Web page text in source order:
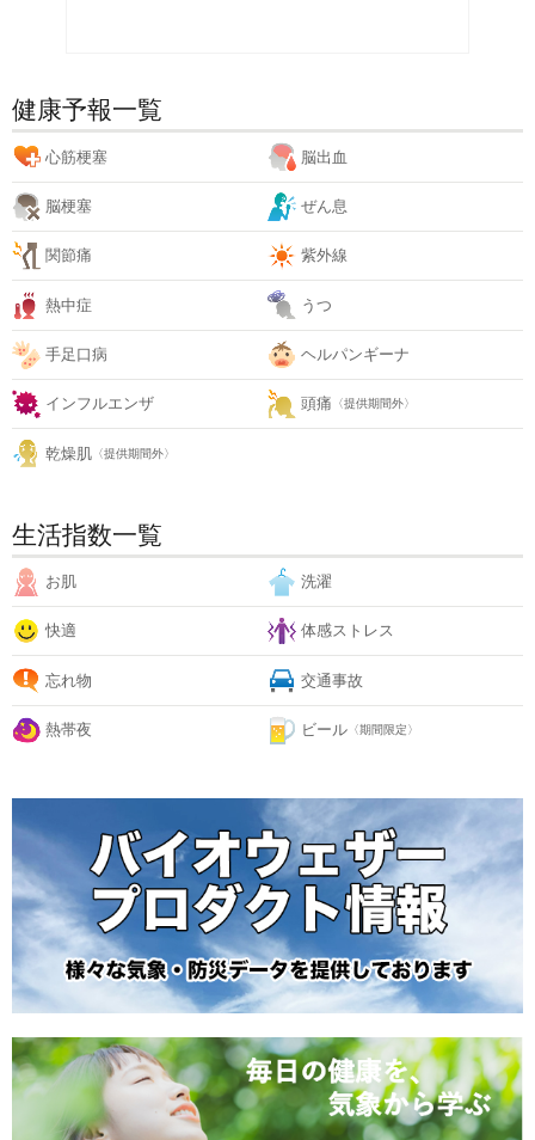
健康予報一覧
心筋梗塞 脳出血
脳梗塞 ぜん息
関節痛 紫外線
熱中症 うつ
手足口病 ヘルパンギーナ
インフルエンザ 頭痛 〈提供期間外〉
乾燥肌 〈提供期間外〉
生活指数一覧
お肌 洗濯
快適 体感ストレス
忘れ物 交通事故
熱帯夜 ビール 〈期間限定〉